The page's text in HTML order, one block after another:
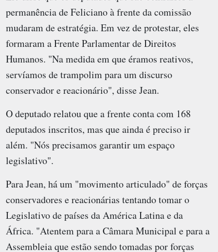
permanência de Feliciano à frente da comissão
mudaram de estratégia. Em vez de protestar, eles
formaram a Frente Parlamentar de Direitos
Humanos. "Na medida em que éramos reativos,
servíamos de trampolim para um discurso
conservador e reacionário", disse Jean.
O deputado relatou que a frente conta com 168
deputados inscritos, mas que ainda é preciso ir
além. "Nós precisamos garantir um espaço
legislativo".
Para Jean, há um "movimento articulado" de forças
conservadores e reacionárias tentando tomar o
Legislativo de países da América Latina e da
África. "Atentem para a Câmara Municipal e para a
Assembleia que estão sendo tomadas por forças